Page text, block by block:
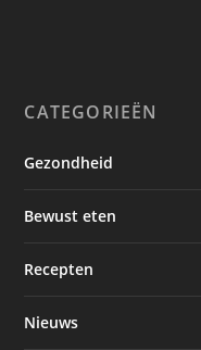
CATEGORIEËN
Gezondheid
Bewust eten
Recepten
Nieuws